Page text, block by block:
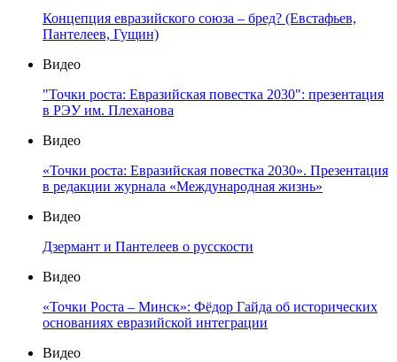
Концепция евразийского союза – бред? (Евстафьев,
Пантелеев, Гущин)
Видео
"Точки роста: Евразийская повестка 2030": презентация
в РЭУ им. Плеханова
Видео
«Точки роста: Евразийская повестка 2030». Презентация
в редакции журнала «Международная жизнь»
Видео
Дзермант и Пантелеев о русскости
Видео
«Точки Роста – Минск»: Фёдор Гайда об исторических
основаниях евразийской интеграции
Видео